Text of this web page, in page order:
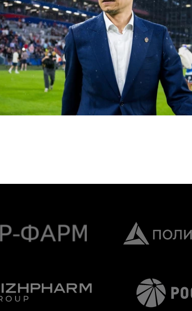
Дмитрий Игдисамов о формировании тренерского штаба
1 ИЮНЯ 2026 16:57